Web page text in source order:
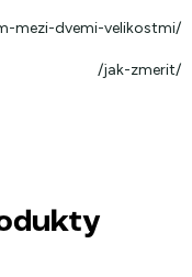
mezi-dvemi-velikostmi/
/jak-zmerit/